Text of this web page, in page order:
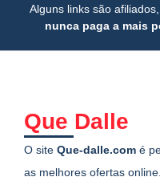
Alguns links são
nunca paga a mais
Que Dalle
O siteQue-dalle.com é
as melhores ofertas